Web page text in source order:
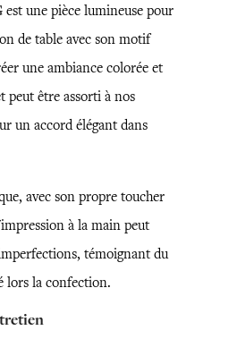
est une pièce lumineuse pour
de table avec son motif
une ambiance colorée et
peut être assorti à nos
un accord élégant dans
avec son propre toucher
à la main peut
témoignant du
lors la confection.